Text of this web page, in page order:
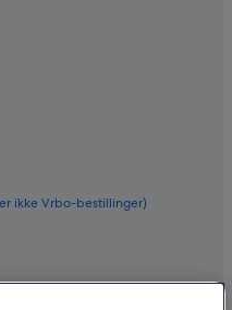
ikke Vrbo-bestillinger)